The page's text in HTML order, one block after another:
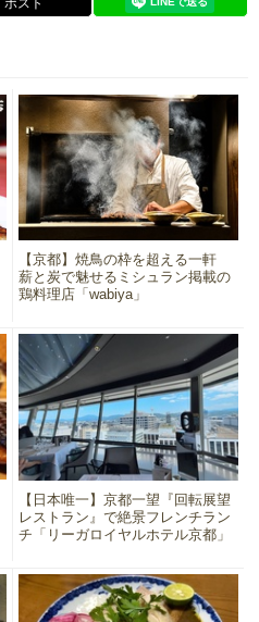
【京都】焼鳥の枠を超える一軒
薪と炭で魅せるミシュラン掲載の
鶏料理店「wabiya」
【日本唯一】京都一望『回転展望
レストラン』で絶景フレンチラン
チ「リーガロイヤルホテル京都」